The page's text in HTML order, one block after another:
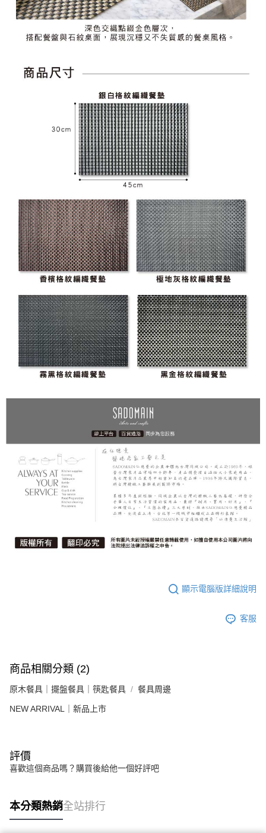
顯示電腦版詳細說明
客服
商品相關分類 (2)
原木餐具｜擺盤餐具｜筷匙餐具 餐具周邊
NEW ARRIVAL｜新品上市
評價
喜歡這個商品嗎？購買後給他一個好評吧
本分類熱銷全站排行